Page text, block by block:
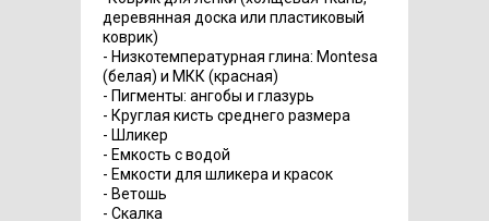
деревянная доска или пластиковый
коврик)
- Низкотемпературная глина: Montesa
(белая) и МКК (красная)
- Пигменты: ангобы и глазурь
- Круглая кисть среднего размера
- Шликер
- Емкость с водой
- Емкости для шликера и красок
- Ветошь
- Скалка